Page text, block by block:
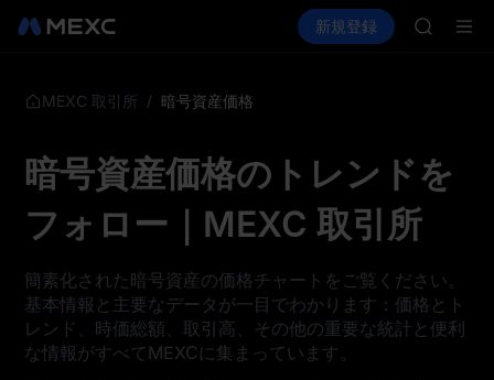
現物 先物取引 SPCX
新規登録
TUT
MEXC 取引所 / 暗号資産価格
暗号資産価格のトレンドを
フォロー｜MEXC 取引所
簡素化された暗号資産の価格チャートをご覧ください。
基本情報と主要なデータが一目でわかります：価格とト
レンド、時価総額、取引高、その他の重要な統計と便利
な情報がすべてMEXCに集まっています。